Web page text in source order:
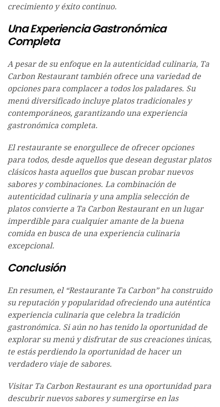
crecimiento y éxito continuo.
Una Experiencia Gastronómica
Completa
A pesar de su enfoque en la autenticidad culinaria, Ta
Carbon Restaurant también ofrece una variedad de
opciones para complacer a todos los paladares. Su
menú diversificado incluye platos tradicionales y
contemporáneos, garantizando una experiencia
gastronómica completa.
El restaurante se enorgullece de ofrecer opciones
para todos, desde aquellos que desean degustar platos
clásicos hasta aquellos que buscan probar nuevos
sabores y combinaciones. La combinación de
autenticidad culinaria y una amplia selección de
platos convierte a Ta Carbon Restaurant en un lugar
imperdible para cualquier amante de la buena
comida en busca de una experiencia culinaria
excepcional.
Conclusión
En resumen, el “Restaurante Ta Carbon” ha construido
su reputación y popularidad ofreciendo una auténtica
experiencia culinaria que celebra la tradición
gastronómica. Si aún no has tenido la oportunidad de
explorar su menú y disfrutar de sus creaciones únicas,
te estás perdiendo la oportunidad de hacer un
verdadero viaje de sabores.
Visitar Ta Carbon Restaurant es una oportunidad para
descubrir nuevos sabores y sumergirse en las